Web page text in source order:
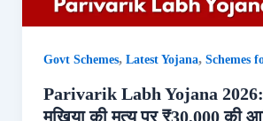
Govt Schemes, Latest Yojana, Schemes
Parivarik Labh Yojana 2026:
मुखिया की मृत्यु पर ₹30,000 की